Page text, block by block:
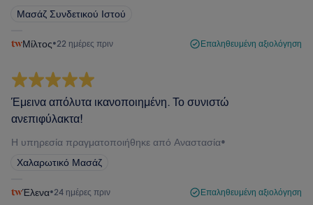
Μασάζ Συνδετικού Ιστού
Μίλτος•22 ημέρες πριν Επαληθευμένη αξιολόγηση
Έμεινα απόλυτα ικανοποιημένη. Το συνιστώ
ανεπιφύλακτα!
Η υπηρεσία πραγματοποιήθηκε από Αναστασία•
Χαλαρωτικό Μασάζ
Έλενα•24 ημέρες πριν Επαληθευμένη αξιολόγηση